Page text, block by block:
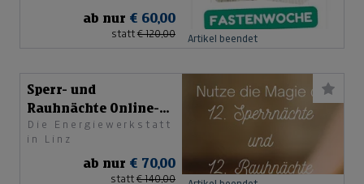
ab nur € 60,00
statt € 120,00 Artikel beendet
Sperr- und
Rauhnächte Online-
Begleitung
Die Energiewerkstatt
in Linz
ab nur € 70,00
statt € 140,00